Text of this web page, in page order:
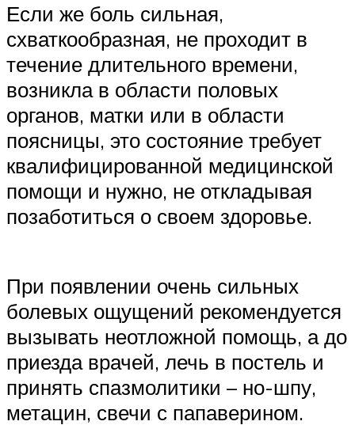
Если же боль сильная,
схваткообразная, не проходит в
течение длительного времени,
возникла в области половых
органов, матки или в области
поясницы, это состояние требует
квалифицированной медицинской
помощи и нужно, не откладывая
позаботиться о своем здоровье.
При появлении очень сильных
болевых ощущений рекомендуется
вызывать неотложной помощь, а до
приезда врачей, лечь в постель и
принять спазмолитики – но-шпу,
метацин, свечи с папаверином.